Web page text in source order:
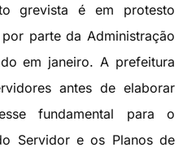
grevista é em protesto
parte da Administração
em janeiro. A prefeitura
antes de elaborar
fundamental para o
Servidor e os Planos de